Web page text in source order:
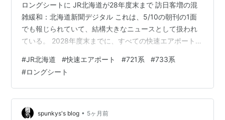
ロングシートに JR北海道が28年度末まで 訪日客増の混
雑緩和：北海道新聞デジタル これは、5/10の朝刊の1面
でも報じられていて、結構大きなニュースとして扱われ
ている。 2028年度末までに、すべての快速エアポート
アポートに使用している721系を淘汰し、733系に統一す
るということだ。 このニュース、以前もあったような気
もする。 2025年にも733系に統一するみたいな話だった
ような気もするが、733系の増備計画がなんか進んでい
ないのかもしれない。 ただ今回のニュースは、今の新千
#JR北海道 #快速エアポート #721系 #733系
#ロングシート
spunkys's blog • 5ヶ月前